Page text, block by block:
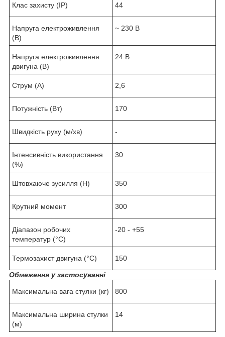
Клас захисту (IP) 44
Напруга електроживлення
(В)
~ 230 В
Напруга електроживлення
двигуна (В)
24 В
Струм (А) 2,6
Потужність (Вт) 170
Швидкість руху (м/хв) -
Інтенсивність використання
(%)
30
Штовхаюче зусилля (Н) 350
Крутний момент 300
Діапазон робочих
температур (°C)
-20 - +55
Термозахист двигуна (°C) 150
Обмеження у застосуванні
Максимальна вага стулки (кг) 800
Максимальна ширина стулки
(м)
14